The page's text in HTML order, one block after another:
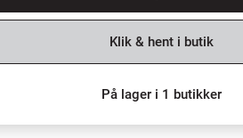
Klik & hent i butik
På lager i 1 butikker